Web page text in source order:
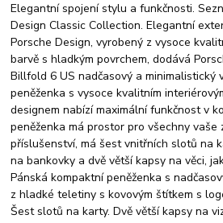
Elegantní spojení stylu a funkčnosti.
Design Classic Collection. Elegantní
Porsche Design, vyrobený z vysoce
barvě s hladkým povrchem, dodává
Billfold 6 US nadčasový a minimalistický
peněženka s vysoce kvalitním
designem nabízí maximální funkčnost v
peněženka má prostor pro všechny vaše
příslušenství, má šest vnitřních slotů na
na bankovky a dvě větší kapsy na věci,
Pánská kompaktní peněženka s
z hladké teletiny s kovovým štítkem s
Šest slotů na karty. Dvě větší kapsy na